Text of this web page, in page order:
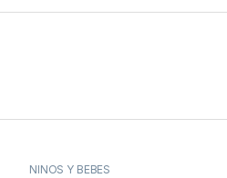
NIÑOS Y BEBÉS